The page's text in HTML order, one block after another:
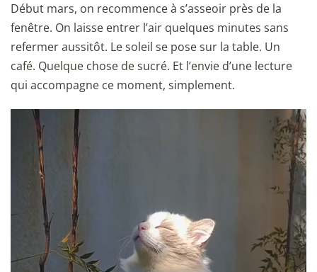
Début mars, on recommence à s’asseoir près de la
fenêtre. On laisse entrer l’air quelques minutes sans
refermer aussitôt. Le soleil se pose sur la table. Un
café. Quelque chose de sucré. Et l’envie d’une lecture
qui accompagne ce moment, simplement.